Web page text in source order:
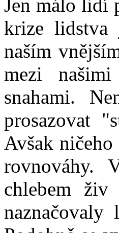
Jen málo lidí
krize lidstva
naším
mezi
snahami.
prosazovat
Avšak
rovnováhy.
chlebem
naznačovaly